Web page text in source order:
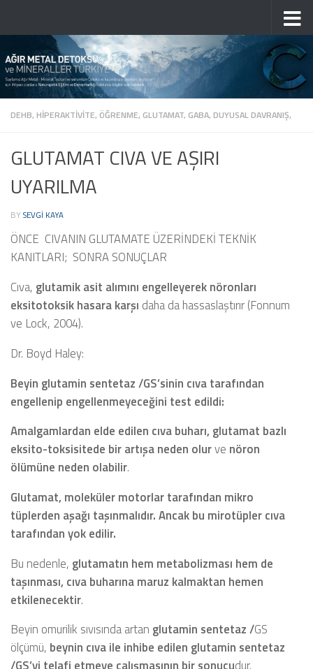
DEHB, HIPERAKTIVITE, ÖĞRENME, GLUTAMAT, GABA, DUYUSAL DAVRANIŞ,
GLUTAMAT CIVA VE AŞIRI
UYARILMA
BY SEVGI KAYA
ÖNCE CIVANIN GLUTAMATE ÜZERİNDEKİ TEKNİK
KANITLARI; SONRA SONUÇLAR
Cıva, glutamik asit alımını engelleyerek nöronları
eksitotoksik hasara karşı daha da hassaslaştırır (Fonnum
ve Lock, 2004).
Dr. Boyd Haley:
Beyin glutamin sentetaz /GS’sinin cıva tarafından
engellenip engellenmeyeceğini test edildi:
Amalgamlardan elde edilen cıva buharı, glutamat bazlı
eksito-toksisitede bir artışa neden olurve nöron
ölümüne neden olabilir.
Glutamat, moleküler motorlar tarafından mikro
tüplerden aşağı taşınmalıdır. Ancak bu mirotüpler cıva
tarafından yok edilir.
Bu nedenle, glutamatın hem metabolizması hem de
taşınması, cıva buharına maruz kalmaktan hemen
etkilenecektir.
Beyin omurilik sıvısında artan glutamin sentetaz /GS
ölçümü, beynin cıva ile inhibe edilen glutamin sentetaz
/GS’yi telafi etmeye çalışmasının bir sonucudur.